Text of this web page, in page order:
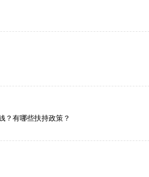
？有哪些扶持政策？